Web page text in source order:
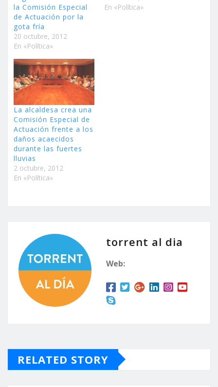
la Comisión Especial
de Actuación por la
gota fría
20 octubre, 2012
En «Política»
En «Política»
La alcaldesa crea una
Comisión Especial de
Actuación frente a los
daños acaecidos
durante las fuertes
lluvias
2 octubre, 2012
En «Política»
torrent al dia
Web:
RELATED STORY